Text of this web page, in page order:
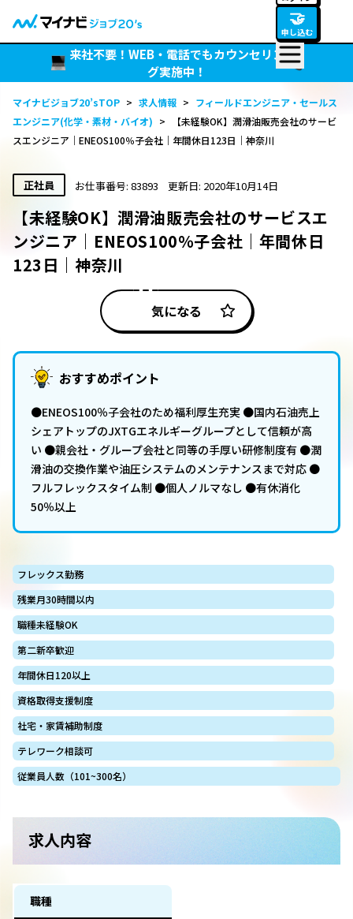
🤝
申し込む
来社不要！WEB・電話でもカウンセリン
グ実施中！
マイナビジョブ20’sTOP > 求人情報 > フィールドエンジニア・セールス
エンジニア(化学・素材・バイオ) >
【未経験OK】潤滑油販売会社のサービ
スエンジニア｜ENEOS100％子会社｜年間休日123日｜神奈川
正社員 お仕事番号: 83893 更新日: 2020年10月14日
【未経験OK】潤滑油販売会社のサービスエ
ンジニア｜ENEOS100％子会社｜年間休日
123日｜神奈川
気になる
おすすめポイント
●ENEOS100％子会社のため福利厚生充実 ●国内石油売上
シェアトップのJXTGエネルギーグループとして信頼が高
い ●親会社・グループ会社と同等の手厚い研修制度有 ●潤
滑油の交換作業や油圧システムのメンテナンスまで対応 ●
フルフレックスタイム制 ●個人ノルマなし ●有休消化
50％以上
フレックス勤務
残業月30時間以内
職種未経験OK
第二新卒歓迎
年間休日120以上
資格取得支援制度
社宅・家賃補助制度
テレワーク相談可
従業員人数（101~300名）
求人内容
職種